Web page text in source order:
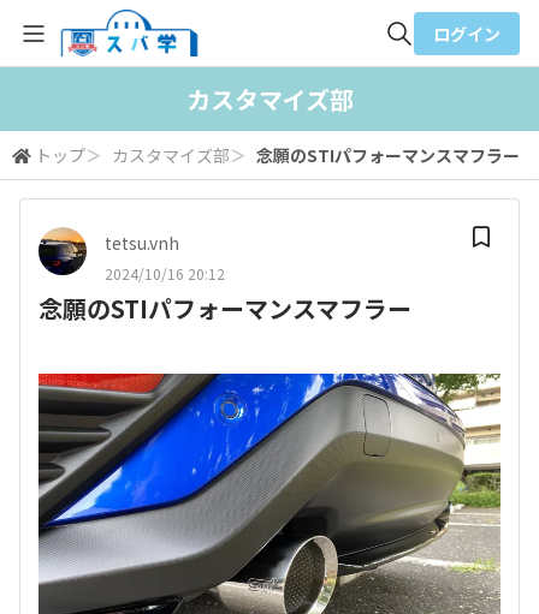
検索
ログイン
カスタマイズ部
トップ＞ カスタマイズ部＞ 念願のSTIパフォーマンスマフラー
tetsu.vnh
2024/10/16 20:12
念願のSTIパフォーマンスマフラー